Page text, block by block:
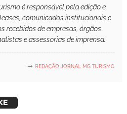
é responsável pela edição e
comunicados institucionais e
recebidos de empresas, órgãos
e assessorias de imprensa.
REDAÇÃO JORNAL MG TURISMO